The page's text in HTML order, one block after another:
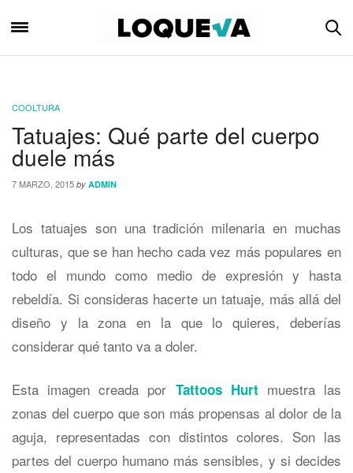
COOLTURA
Tatuajes: Qué parte del cuerpo
duele más
7 MARZO, 2015 by ADMIN
Los tatuajes son una tradición milenaria en muchas
culturas, que se han hecho cada vez más populares en
todo el mundo como medio de expresión y hasta
rebeldía. Si consideras hacerte un tatuaje, más allá del
diseño y la zona en la que lo quieres, deberías
considerar qué tanto va a doler.
Esta imagen creada por Tattoos Hurtmuestra las
zonas del cuerpo que son más propensas al dolor de la
aguja, representadas con distintos colores. Son las
partes del cuerpo humano más sensibles, y si decides